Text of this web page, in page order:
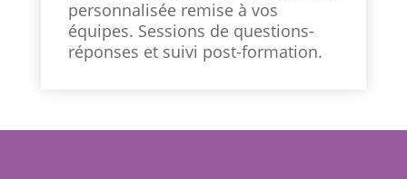
personnalisée remise à vos
équipes. Sessions de questions-
réponses et suivi post-formation.